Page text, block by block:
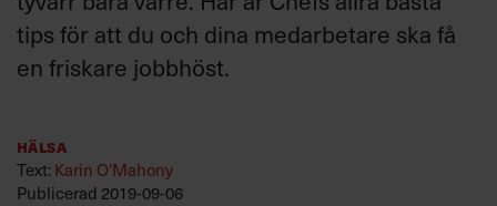
Annonsera
Om oss
Kontakta oss
personuppgiftsbehandling
tips för att du och dina medarbetare ska få
en friskare jobbhöst.
Hälsa
Text: Karin O'Mahony
Publicerad 2019-09-06